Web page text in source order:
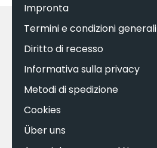
Impronta
Termini e condizioni generali
Diritto di recesso
Informativa sulla privacy
Metodi di spedizione
Cookies
Über uns